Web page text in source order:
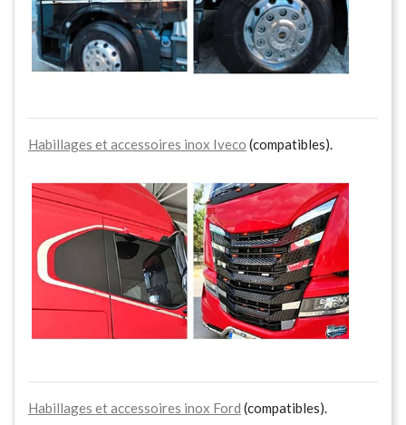
Habillages et accessoires inox Iveco (compatibles).
Habillages et accessoires inox Ford (compatibles).